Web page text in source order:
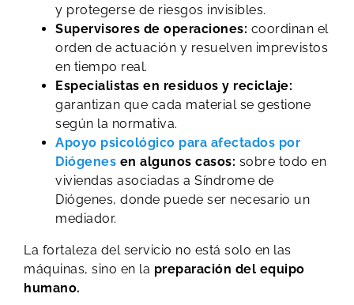
y protegerse de riesgos invisibles.
Supervisores de operaciones: coordinan el
orden de actuación y resuelven imprevistos
en tiempo real.
Especialistas en residuos y reciclaje:
garantizan que cada material se gestione
según la normativa.
Apoyo psicológico para afectados por
Diógenes en algunos casos: sobre todo en
viviendas asociadas a Síndrome de
Diógenes, donde puede ser necesario un
mediador.
La fortaleza del servicio no está solo en las
máquinas, sino en la preparación del equipo
humano.